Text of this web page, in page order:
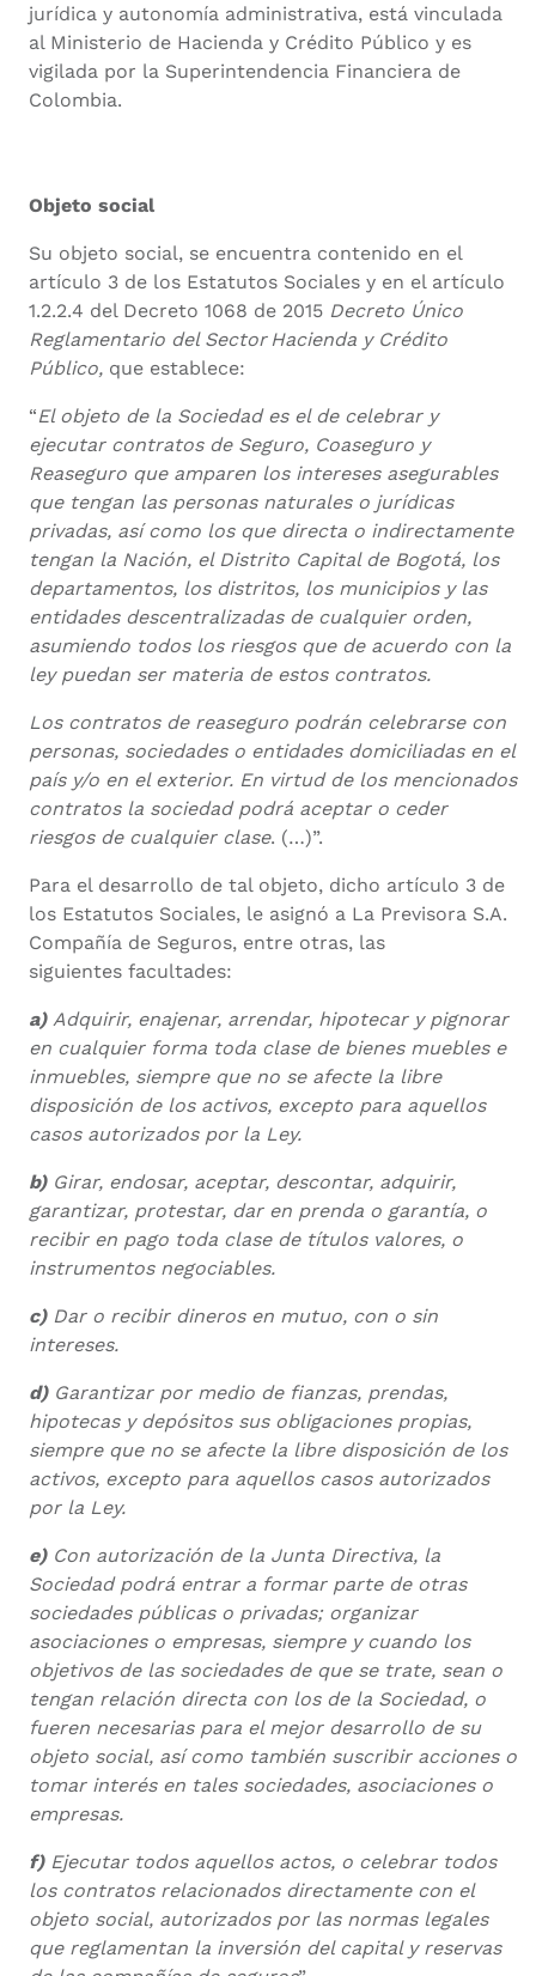
jurídica y autonomía administrativa, está vinculada
al Ministerio de Hacienda y Crédito Público y es
vigilada por la Superintendencia Financiera de
Colombia.
Objeto social
Su objeto social, se encuentra contenido en el
artículo 3 de los Estatutos Sociales y en el artículo
1.2.2.4 del Decreto 1068 de 2015 Decreto Único
Reglamentario del Sector Hacienda y Crédito
Público, que establece:
“El objeto de la Sociedad es el de celebrar y
ejecutar contratos de Seguro, Coaseguro y
Reaseguro que amparen los intereses asegurables
que tengan las personas naturales o jurídicas
privadas, así como los que directa o indirectamente
tengan la Nación, el Distrito Capital de Bogotá, los
departamentos, los distritos, los municipios y las
entidades descentralizadas de cualquier orden,
asumiendo todos los riesgos que de acuerdo con la
ley puedan ser materia de estos contratos.
Los contratos de reaseguro podrán celebrarse con
personas, sociedades o entidades domiciliadas en el
país y/o en el exterior. En virtud de los mencionados
contratos la sociedad podrá aceptar o ceder
riesgos de cualquier clase. (…)”.
Para el desarrollo de tal objeto, dicho artículo 3 de
los Estatutos Sociales, le asignó a La Previsora S.A.
Compañía de Seguros, entre otras, las
siguientes facultades:
a) Adquirir, enajenar, arrendar, hipotecar y pignorar
en cualquier forma toda clase de bienes muebles e
inmuebles, siempre que no se afecte la libre
disposición de los activos, excepto para aquellos
casos autorizados por la Ley.
b) Girar, endosar, aceptar, descontar, adquirir,
garantizar, protestar, dar en prenda o garantía, o
recibir en pago toda clase de títulos valores, o
instrumentos negociables.
c)Dar o recibir dineros en mutuo, con o sin
intereses.
d) Garantizar por medio de fianzas, prendas,
hipotecas y depósitos sus obligaciones propias,
siempre que no se afecte la libre disposición de los
activos, excepto para aquellos casos autorizados
por la Ley.
e) Con autorización de la Junta Directiva, la
Sociedad podrá entrar a formar parte de otras
sociedades públicas o privadas; organizar
asociaciones o empresas, siempre y cuando los
objetivos de las sociedades de que se trate, sean o
tengan relación directa con los de la Sociedad, o
fueren necesarias para el mejor desarrollo de su
objeto social, así como también suscribir acciones o
tomar interés en tales sociedades, asociaciones o
empresas.
f)Ejecutar todos aquellos actos, o celebrar todos
los contratos relacionados directamente con el
objeto social, autorizados por las normas legales
que reglamentan la inversión del capital y reservas